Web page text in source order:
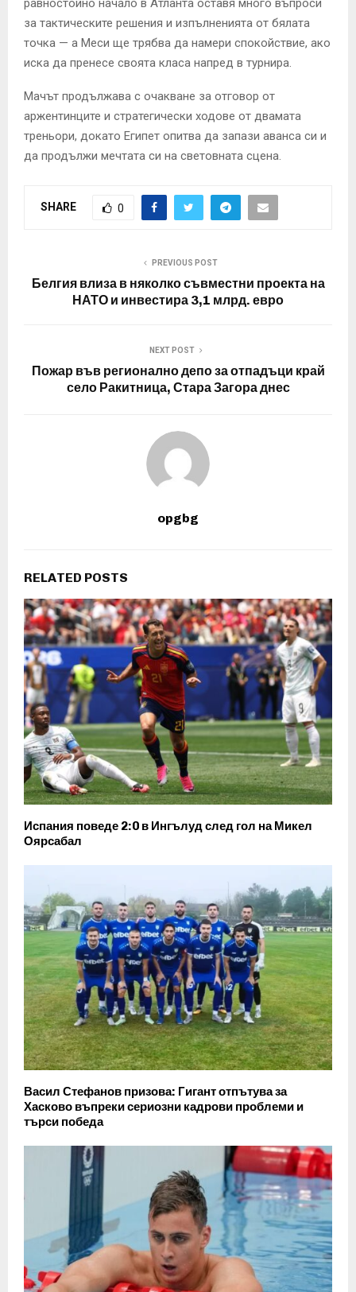
равностойно начало в Атланта оставя много въпроси
за тактическите решения и изпълненията от бялата
точка — а Меси ще трябва да намери спокойствие, ако
иска да пренесе своята класа напред в турнира.
Мачът продължава с очакване за отговор от
аржентинците и стратегически ходове от двамата
треньори, докато Египет опитва да запази аванса си и
да продължи мечтата си на световната сцена.
SHARE 0
PREVIOUS POST
Белгия влиза в няколко съвместни проекта на
НАТО и инвестира 3,1 млрд. евро
NEXT POST
Пожар във регионално депо за отпадъци край
село Ракитница, Стара Загора днес
opgbg
RELATED POSTS
Испания поведе 2:0 в Ингълуд след гол на Микел
Оярсабал
Васил Стефанов призова: Гигант отпътува за
Хасково въпреки сериозни кадрови проблеми и
търси победа